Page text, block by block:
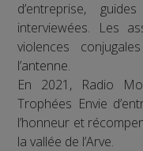
d’entreprise,
interviewées. Les
violences
l’antenne.
En 2021, Radio
Trophées Envie
l’honneur et
la vallée de l’Arve.